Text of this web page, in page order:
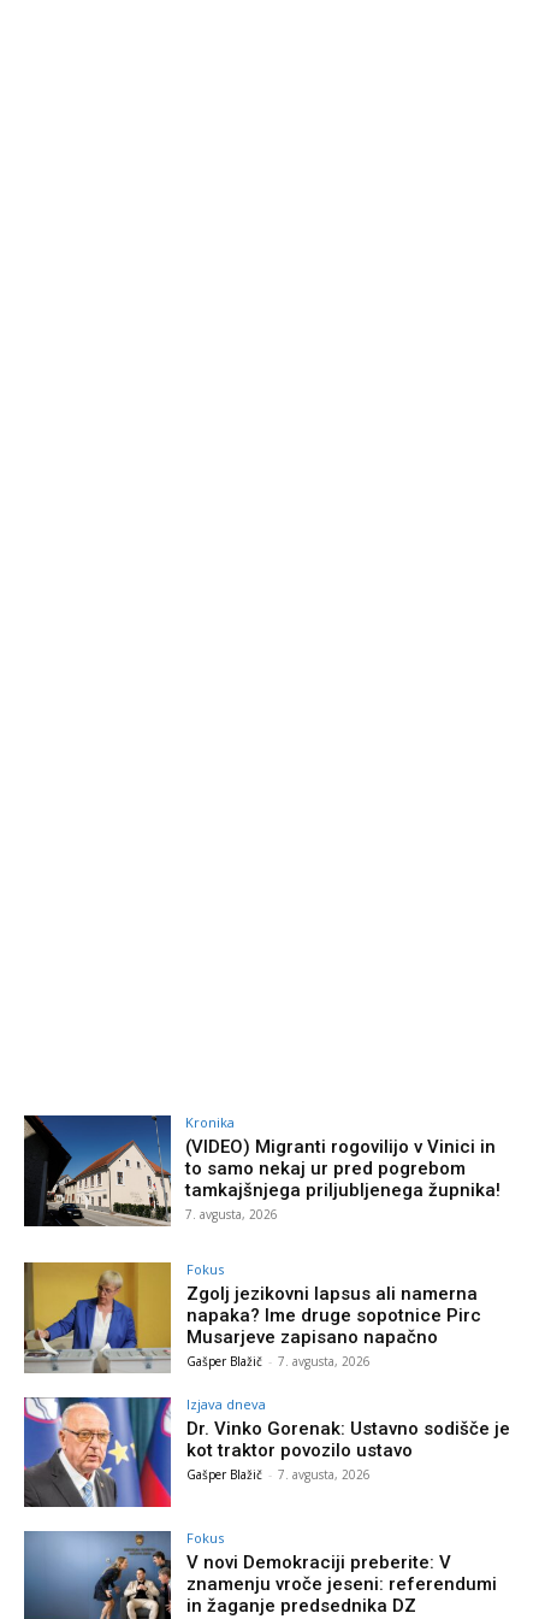
Kronika
(VIDEO) Migranti rogovilijo v Vinici in
to samo nekaj ur pred pogrebom
tamkajšnjega priljubljenega župnika!
7. avgusta, 2026
Fokus
Zgolj jezikovni lapsus ali namerna
napaka? Ime druge sopotnice Pirc
Musarjeve zapisano napačno
Gašper Blažič - 7. avgusta, 2026
Izjava dneva
Dr. Vinko Gorenak: Ustavno sodišče je
kot traktor povozilo ustavo
Gašper Blažič - 7. avgusta, 2026
Fokus
V novi Demokraciji preberite: V
znamenju vroče jeseni: referendumi
in žaganje predsednika DZ